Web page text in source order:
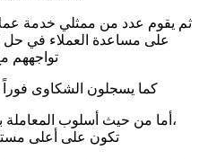
ثم يقوم عدد من ممثلي خدمة
على مساعدة العملاء في حل
تواجههم
كما يسجلون الشكاوى فوراً
،أما من حيث أسلوب المعاملة
تكون على أعلى